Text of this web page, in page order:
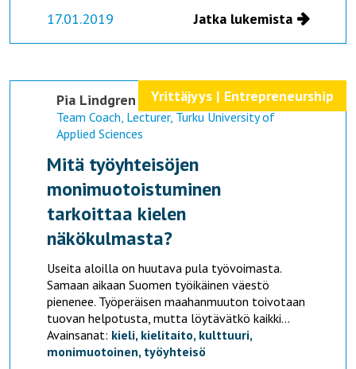
17.01.2019 Jatka lukemista
Yrittäjyys | Entrepreneurship
Pia Lindgren
Team Coach, Lecturer, Turku University of
Applied Sciences
Mitä työyhteisöjen
monimuotoistuminen
tarkoittaa kielen
näkökulmasta?
Useita aloilla on huutava pula työvoimasta.
Samaan aikaan Suomen työikäinen väestö
pienenee. Työperäisen maahanmuuton toivotaan
tuovan helpotusta, mutta löytävätkö kaikki...
Avainsanat: kieli, kielitaito, kulttuuri,
monimuotoinen, työyhteisö